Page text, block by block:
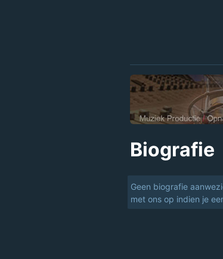
Biografie
Geen biografie
met ons op indien je